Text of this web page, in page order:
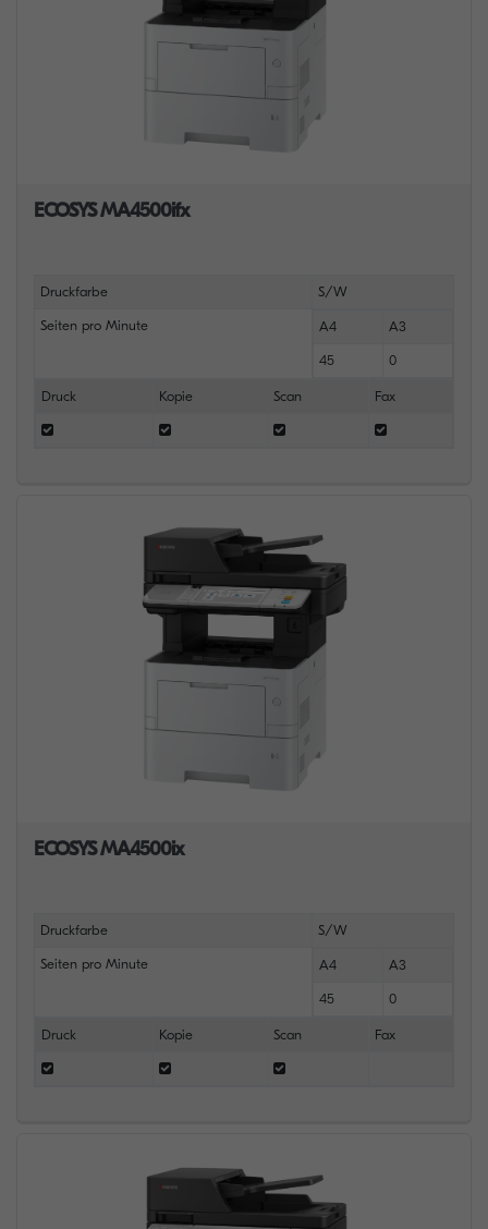
ECOSYS MA4500ifx
Druckfarbe S/W
Seiten pro Minute A4 A3
45 0
Druck Kopie Scan Fax
ECOSYS MA4500ix
Druckfarbe S/W
Seiten pro Minute A4 A3
45 0
Druck Kopie Scan Fax